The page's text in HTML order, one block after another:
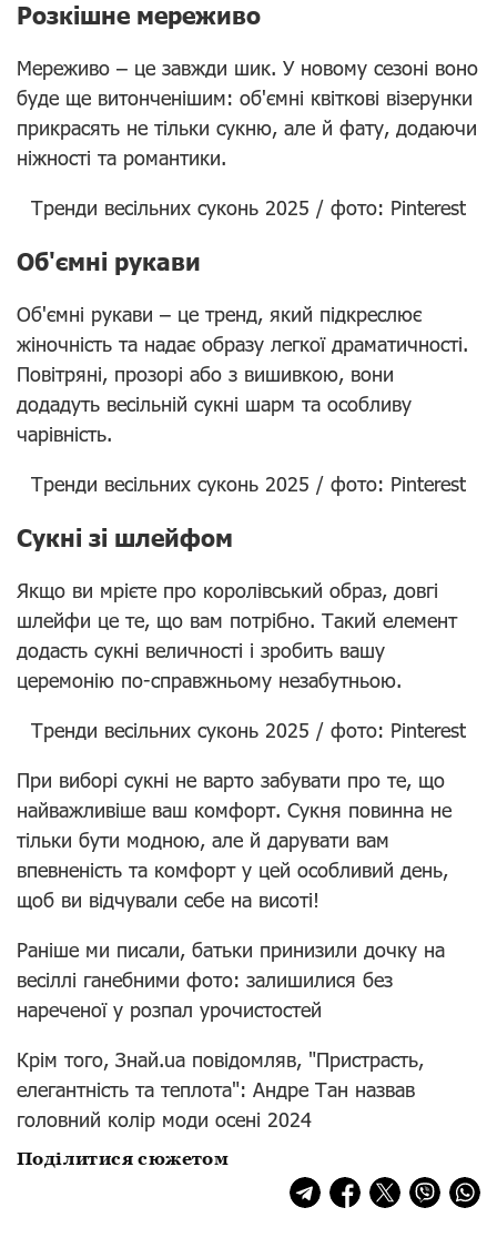
Розкішне мереживо
Мереживо – це завжди шик. У новому сезоні воно
буде ще витонченішим: об'ємні квіткові візерунки
прикрасять не тільки сукню, але й фату, додаючи
ніжності та романтики.
Тренди весільних суконь 2025 / фото: Pinterest
Об'ємні рукави
Об'ємні рукави – це тренд, який підкреслює
жіночність та надає образу легкої драматичності.
Повітряні, прозорі або з вишивкою, вони
додадуть весільній сукні шарм та особливу
чарівність.
Тренди весільних суконь 2025 / фото: Pinterest
Сукні зі шлейфом
Якщо ви мрієте про королівський образ, довгі
шлейфи це те, що вам потрібно. Такий елемент
додасть сукні величності і зробить вашу
церемонію по-справжньому незабутньою.
Тренди весільних суконь 2025 / фото: Pinterest
При виборі сукні не варто забувати про те, що
найважливіше ваш комфорт. Сукня повинна не
тільки бути модною, але й дарувати вам
впевненість та комфорт у цей особливий день,
щоб ви відчували себе на висоті!
Раніше ми писали, батьки принизили дочку на
весіллі ганебними фото: залишилися без
нареченої у розпал урочистостей
Крім того, Знай.ua повідомляв, "Пристрасть,
елегантність та теплота": Андре Тан назвав
головний колір моди осені 2024
Поділитися сюжетом